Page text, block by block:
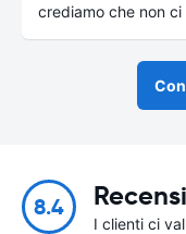
crediamo che non
8.4
I clienti ci